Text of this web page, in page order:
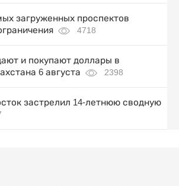
загруженных проспектов
4718
и покупают доллары в
6 августа
2398
застрелил 14-летнюю сводную